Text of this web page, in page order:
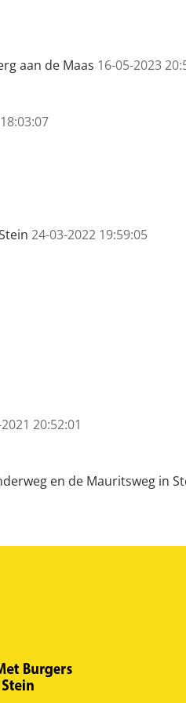
aan de Maas 16-05-2023
24-03-2022 19:59:05
20:52:01
en de Mauritsweg in